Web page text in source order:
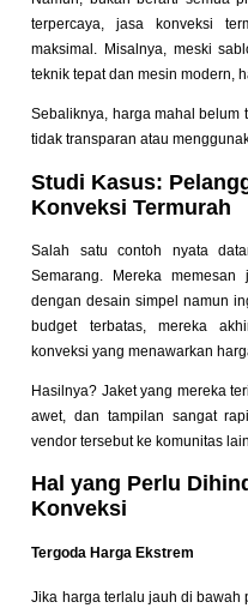
terpercaya, jasa konveksi
maksimal. Misalnya, meski
teknik tepat dan mesin modern,
Sebaliknya, harga mahal belum
tidak transparan atau
Studi Kasus:
Konveksi Termurah
Salah satu contoh nyata
Semarang. Mereka
dengan desain simpel namun
budget terbatas, mereka
konveksi yang menawarkan
Hasilnya? Jaket yang mereka
awet, dan tampilan sangat
vendor tersebut ke komunitas
Hal yang Perlu
Konveksi
Tergoda Harga Ekstrem
Jika harga terlalu jauh di bawah